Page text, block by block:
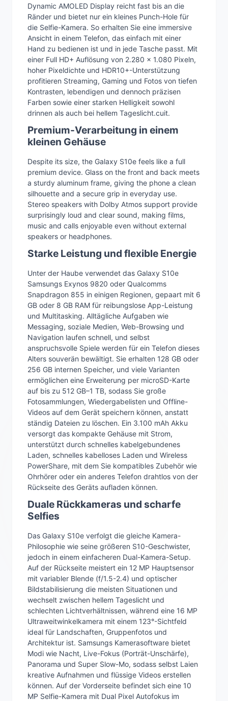
Dynamic AMOLED Display reicht fast bis an die
Ränder und bietet nur ein kleines Punch-Hole für
die Selfie-Kamera. So erhalten Sie eine immersive
Ansicht in einem Telefon, das einfach mit einer
Hand zu bedienen ist und in jede Tasche passt. Mit
einer Full HD+ Auflösung von 2.280 x 1.080 Pixeln,
hoher Pixeldichte und HDR10+-Unterstützung
profitieren Streaming, Gaming und Fotos von tiefen
Kontrasten, lebendigen und dennoch präzisen
Farben sowie einer starken Helligkeit sowohl
drinnen als auch bei hellem Tageslicht.cuit.
Premium-Verarbeitung in einem
kleinen Gehäuse
Despite its size, the Galaxy S10e feels like a full
premium device. Glass on the front and back meets
a sturdy aluminum frame, giving the phone a clean
silhouette and a secure grip in everyday use.
Stereo speakers with Dolby Atmos support provide
surprisingly loud and clear sound, making films,
music and calls enjoyable even without external
speakers or headphones.
Starke Leistung und flexible Energie
Unter der Haube verwendet das Galaxy S10e
Samsungs Exynos 9820 oder Qualcomms
Snapdragon 855 in einigen Regionen, gepaart mit 6
GB oder 8 GB RAM für reibungslose App-Leistung
und Multitasking. Alltägliche Aufgaben wie
Messaging, soziale Medien, Web-Browsing und
Navigation laufen schnell, und selbst
anspruchsvolle Spiele werden für ein Telefon dieses
Alters souverän bewältigt. Sie erhalten 128 GB oder
256 GB internen Speicher, und viele Varianten
ermöglichen eine Erweiterung per microSD-Karte
auf bis zu 512 GB–1 TB, sodass Sie große
Fotosammlungen, Wiedergabelisten und Offline-
Videos auf dem Gerät speichern können, anstatt
ständig Dateien zu löschen. Ein 3.100 mAh Akku
versorgt das kompakte Gehäuse mit Strom,
unterstützt durch schnelles kabelgebundenes
Laden, schnelles kabelloses Laden und Wireless
PowerShare, mit dem Sie kompatibles Zubehör wie
Ohrhörer oder ein anderes Telefon drahtlos von der
Rückseite des Geräts aufladen können.
Duale Rückkameras und scharfe
Selfies
Das Galaxy S10e verfolgt die gleiche Kamera-
Philosophie wie seine größeren S10-Geschwister,
jedoch in einem einfacheren Dual-Kamera-Setup.
Auf der Rückseite meistert ein 12 MP Hauptsensor
mit variabler Blende (f/1.5-2.4) und optischer
Bildstabilisierung die meisten Situationen und
wechselt zwischen hellem Tageslicht und
schlechten Lichtverhältnissen, während eine 16 MP
Ultraweitwinkelkamera mit einem 123°-Sichtfeld
ideal für Landschaften, Gruppenfotos und
Architektur ist. Samsungs Kamerasoftware bietet
Modi wie Nacht, Live-Fokus (Porträt-Unschärfe),
Panorama und Super Slow-Mo, sodass selbst Laien
kreative Aufnahmen und flüssige Videos erstellen
können. Auf der Vorderseite befindet sich eine 10
MP Selfie-Kamera mit Dual Pixel Autofokus im